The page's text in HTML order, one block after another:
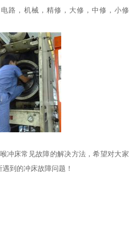
路，机械，精修，大修，中修，小修
冲床常见故障的解决方法，希望对大家
到的冲床故障问题！